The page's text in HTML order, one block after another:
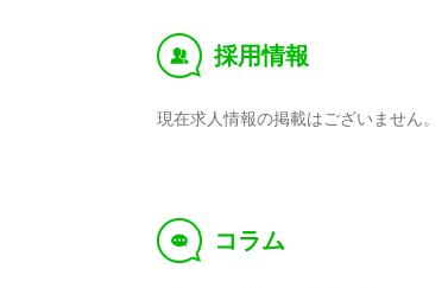
‰ 採用情報
現在求人情報の掲載はございません。
f コラム